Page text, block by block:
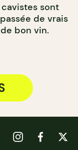
sont
de vrais
bon vin.